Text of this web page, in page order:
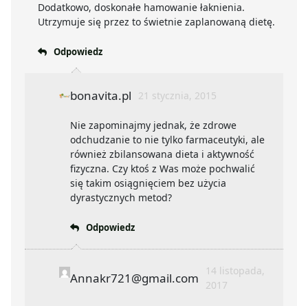
Dodatkowo, doskonałe hamowanie łaknienia.
Utrzymuje się przez to świetnie zaplanowaną dietę.
Odpowiedz
bonavita.pl 21 stycznia, 2015
Nie zapominajmy jednak, że zdrowe
odchudzanie to nie tylko farmaceutyki, ale
również zbilansowana dieta i aktywność
fizyczna. Czy ktoś z Was może pochwalić
się takim osiągnięciem bez użycia
dyrastycznych metod?
Odpowiedz
Annakr721@gmail.com
14 listopada,
2017